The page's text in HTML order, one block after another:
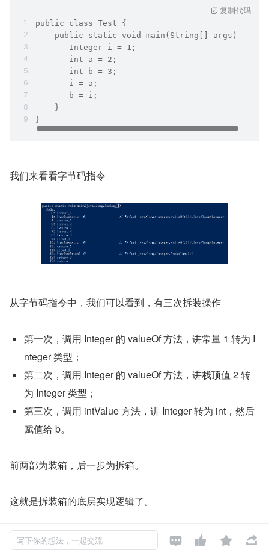
public class Test {
    public static void main(String[] args) {
       Integer i = 1;
       int a = 2;
       int b = 3;
       i = a;
       b = i;
    }
}
复制代码
我们来看看字节码指令
从字节码指令中，我们可以看到，有三次拆装操作
第一次，调用 Integer 的 valueOf 方法，讲常量 1 转为 I
nteger 类型；
第二次，调用 Integer 的 valueOf 方法，讲栈顶值 2 转
为 Integer 类型；
第三次，调用 intValue 方法，讲 Integer 转为 int，然后
赋值给 b。
前两部为装箱，后一步为拆箱。
这就是拆装箱的底层实现逻辑了。
点击关注，第一时间了解华为云新鲜技术~
写下你的想法，一起交流    